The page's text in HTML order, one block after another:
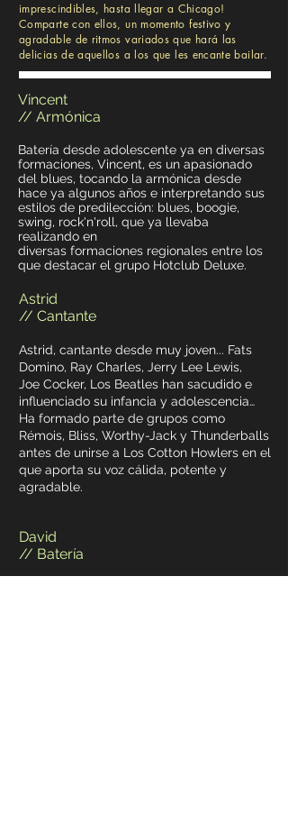
imprescindibles, hasta llegar a Chicago!
Comparte con ellos, un momento festivo y
agradable de ritmos variados que hará las
delicias de aquellos a los que les encante bailar.
Vincent
// Armónica
Batería desde adolescente ya en diversas
formaciones, Vincent, es un apasionado
del blues, tocando la armónica desde
hace ya algunos años e interpretando sus
estilos de predilección: blues, boogie,
swing, rock'n'roll, que ya llevaba
realizando en
diversas formaciones regionales entre los
que destacar el grupo Hotclub Deluxe.
Astrid
// Cantante
Astrid, cantante desde muy joven... Fats
Domino, Ray Charles, Jerry Lee Lewis,
Joe Cocker, Los Beatles han sacudido e
influenciado su infancia y adolescencia…
Ha formado parte de grupos como
Rémois, Bliss, Worthy-Jack y Thunderballs
antes de unirse a Los Cotton Howlers en el
que aporta su voz cálida, potente y
agradable.
David
// Batería